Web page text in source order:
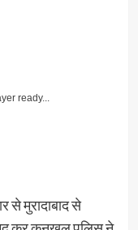
ready...
से मुरादाबाद से